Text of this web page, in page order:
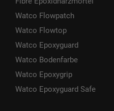
Watco Flowpatch
Watco Flowtop
Watco Epoxyguard
Watco Bodenfarbe
Watco Epoxygrip
Watco Epoxyguard Safe